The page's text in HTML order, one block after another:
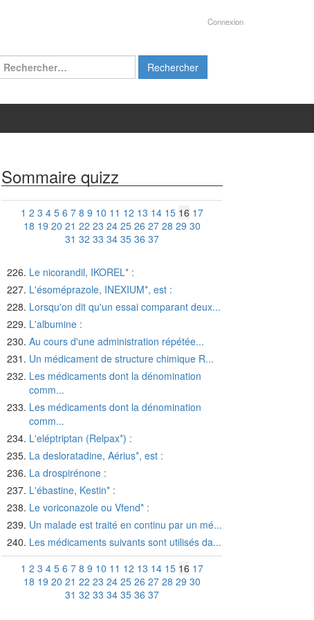
Connexion
Rechercher :
Sommaire quizz
1 2 3 4 5 6 7 8 9 10 11 12 13 14 15 16 17
18 19 20 21 22 23 24 25 26 27 28 29 30
31 32 33 34 35 36 37
Le nicorandil, IKOREL* :
L'ésoméprazole, INEXIUM*, est :
Lorsqu'on dit qu'un essai comparant deux...
L'albumine :
Au cours d'une administration répétée...
Un médicament de structure chimique R...
Les médicaments dont la dénomination
comm...
Les médicaments dont la dénomination
comm...
L'eléptriptan (Relpax*) :
La desloratadine, Aérius*, est :
La drospirénone :
L'ébastine, Kestin* :
Le voriconazole ou Vfend* :
Un malade est traité en continu par un mé...
Les médicaments suivants sont utilisés da...
1 2 3 4 5 6 7 8 9 10 11 12 13 14 15 16 17
18 19 20 21 22 23 24 25 26 27 28 29 30
31 32 33 34 35 36 37